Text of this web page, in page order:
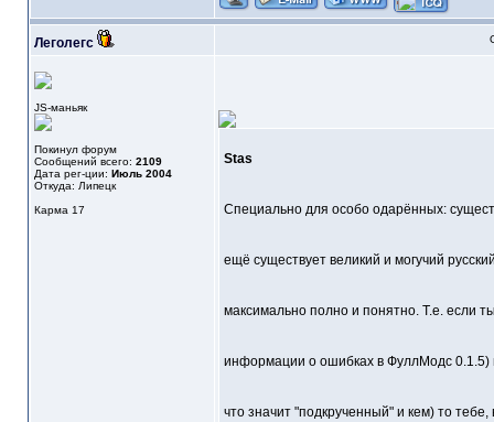
Леголегс
JS-маньяк
Покинул форум
Сообщений всего: 2109
Дата рег-ции: Июль 2004
Откуда: Липецк
Карма 17
Stas
Специально для особо одарённых:
ещё существует великий и могучий
максимально полно и понятно. Т.е. если
информации о ошибках в ФуллМодс
что значит "подкрученный" и кем) то тебе,